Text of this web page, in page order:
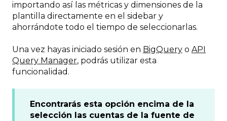
importando así las métricas y dimensiones de la
plantilla directamente en el sidebar y
ahorrándote todo el tiempo de seleccionarlas.
Una vez hayas iniciado sesión en BigQuery o API
Query Manager, podrás utilizar esta
funcionalidad.
Encontrarás esta opción encima de la
selección las cuentas de la fuente de